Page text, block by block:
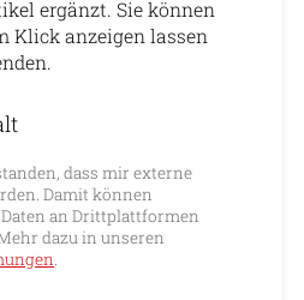
ergänzt. Sie können
Klick anzeigen lassen
dass mir externe
Damit können
an Drittplattformen
dazu in unseren
.